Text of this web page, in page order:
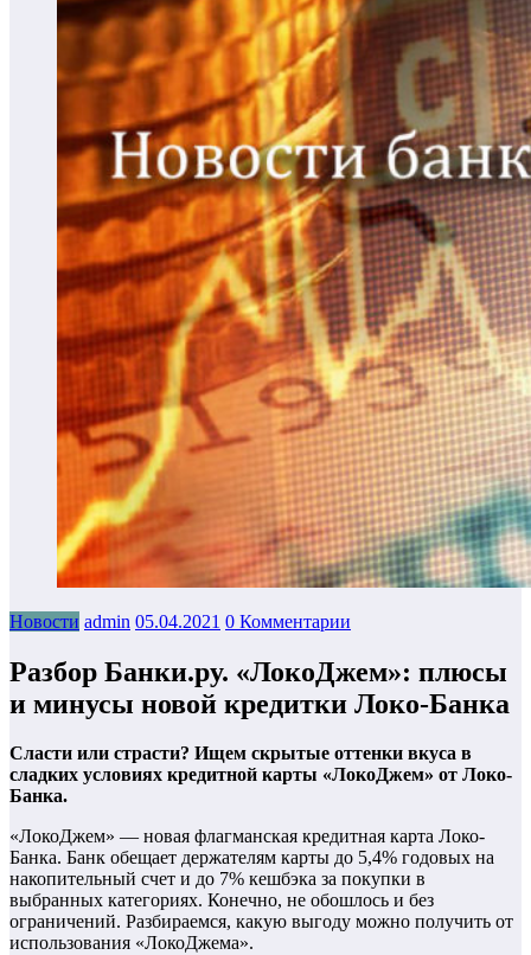
Новости admin 05.04.2021 0 Комментарии
Разбор Банки.ру. «ЛокоДжем»: плюсы
и минусы новой кредитки Локо-Банка
Сласти или страсти? Ищем скрытые оттенки вкуса в
сладких условиях кредитной карты «ЛокоДжем» от Локо-
Банка.
«ЛокоДжем» — новая флагманская кредитная карта Локо-
Банка. Банк обещает держателям карты до 5,4% годовых на
накопительный счет и до 7% кешбэка за покупки в
выбранных категориях. Конечно, не обошлось и без
ограничений. Разбираемся, какую выгоду можно получить от
использования «ЛокоДжема».